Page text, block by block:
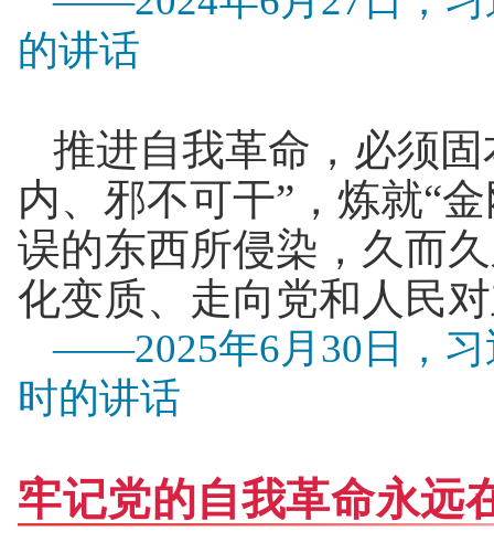
的讲话
推进自我革命，必须
内、邪不可干”，炼就“
误的东西所侵染，久而
化变质、走向党和人民
——2025年6月30日，习
时的讲话
牢记党的自我革命永远